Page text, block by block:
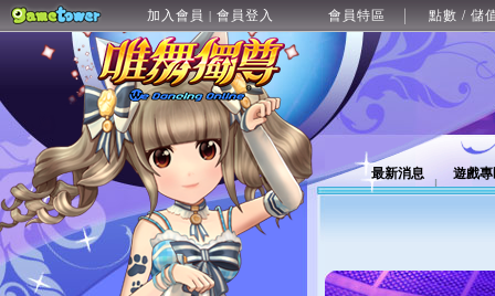
加入會員 | 會員登入 會員特區 點數 / 儲
最新消息 遊戲